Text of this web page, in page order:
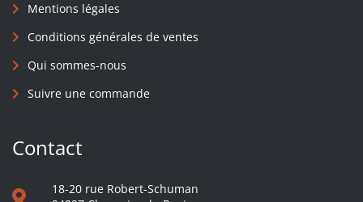
Mentions légales
Conditions générales de ventes
Qui sommes-nous
Suivre une commande
Contact
18-20 rue Robert-Schuman